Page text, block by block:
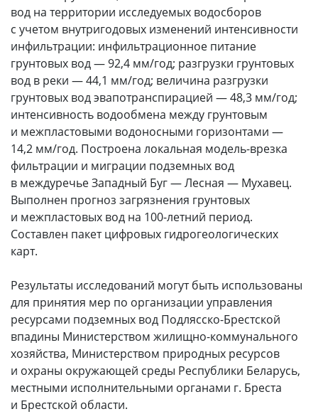
вод на территории исследуемых водосборов
с учетом внутригодовых изменений интенсивности
инфильтрации: инфильтрационное питание
грунтовых вод — 92,4 мм/год; разгрузки грунтовых
вод в реки — 44,1 мм/год; величина разгрузки
грунтовых вод эвапотранспирацией — 48,3 мм/год;
интенсивность водообмена между грунтовым
и межпластовыми водоносными горизонтами —
14,2 мм/год. Построена локальная модель-врезка
фильтрации и миграции подземных вод
в междуречье Западный Буг — Лесная — Мухавец.
Выполнен прогноз загрязнения грунтовых
и межпластовых вод на 100-летний период.
Составлен пакет цифровых гидрогеологических
карт.
Результаты исследований могут быть использованы
для принятия мер по организации управления
ресурсами подземных вод Подлясско-Брестской
впадины Министерством жилищно-коммунального
хозяйства, Министерством природных ресурсов
и охраны окружающей среды Республики Беларусь,
местными исполнительными органами г. Бреста
и Брестской области.